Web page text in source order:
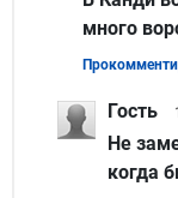
много
Гость
Не
когда